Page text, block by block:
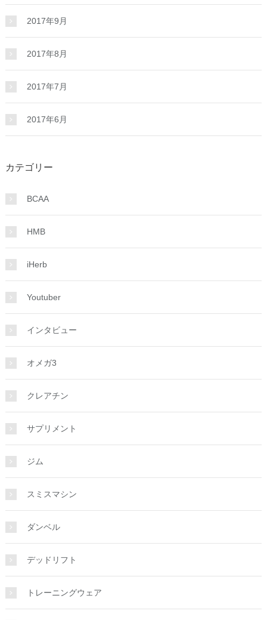
2017年9月
2017年8月
2017年7月
2017年6月
カテゴリー
BCAA
HMB
iHerb
Youtuber
インタビュー
オメガ3
クレアチン
サプリメント
ジム
スミスマシン
ダンベル
デッドリフト
トレーニングウェア